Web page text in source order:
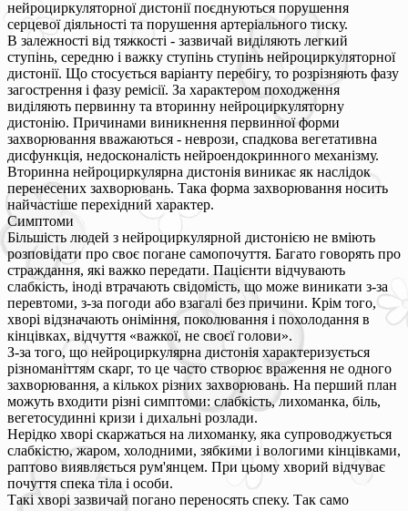
нейроциркуляторної дистонії поєднуються порушення
серцевої діяльності та порушення артеріального тиску.
В залежності від тяжкості - зазвичай виділяють легкий
ступінь, середню і важку ступінь ступінь нейроциркуляторної
дистонії. Що стосується варіанту перебігу, то розрізняють фазу
загострення і фазу ремісії. За характером походження
виділяють первинну та вторинну нейроциркуляторну
дистонію. Причинами виникнення первинної форми
захворювання вважаються - неврози, спадкова вегетативна
дисфункція, недосконалість нейроендокринного механізму.
Вторинна нейроциркулярна дистонія виникає як наслідок
перенесених захворювань. Така форма захворювання носить
найчастіше перехідний характер.
Симптоми
Більшість людей з нейроциркулярной дистонією не вміють
розповідати про своє погане самопочуття. Багато говорять про
страждання, які важко передати. Пацієнти відчувають
слабкість, іноді втрачають свідомість, що може виникати з-за
перевтоми, з-за погоди або взагалі без причини. Крім того,
хворі відзначають оніміння, поколювання і похолодання в
кінцівках, відчуття «важкої, не своєї голови».
З-за того, що нейроциркулярна дистонія характеризується
різноманіттям скарг, то це часто створює враження не одного
захворювання, а кількох різних захворювань. На перший план
можуть входити різні симптоми: слабкість, лихоманка, біль,
вегетосудинні кризи і дихальні розлади.
Нерідко хворі скаржаться на лихоманку, яка супроводжується
слабкістю, жаром, холодними, зябкими і вологими кінцівками,
раптово виявляється рум'янцем. При цьому хворий відчуває
почуття спека тіла і особи.
Такі хворі зазвичай погано переносять спеку. Так само